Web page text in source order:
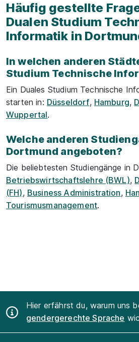
Häufig gestellte
Dualen Studium
Informatik in
In welchen anderen
Studium Technische
Ein Duales Studium Technische
starten in: Düsseldorf, Hamburg,
Wuppertal.
Welche anderen
Dortmund angeboten?
Die beliebtesten Studiengänge in
Betriebswirtschaftslehre (BWL),
(FH), Business Administration,
Tourismusmanagement.
Hier erfährst du, warum uns
gendergerechte Sprache